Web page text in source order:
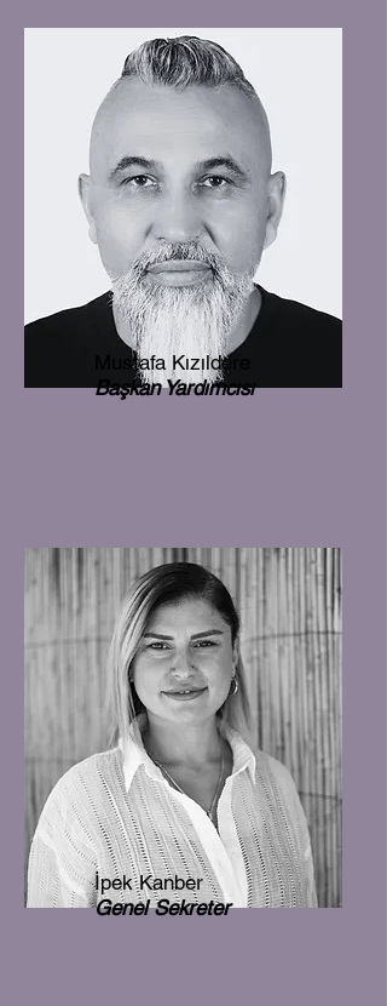
Mustafa Kızıldere
Başkan Yardımcısı
İpek Kanber
Genel Sekreter